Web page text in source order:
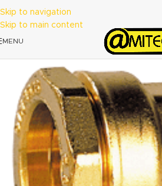
Skip to navigation
Skip to main content
MENU